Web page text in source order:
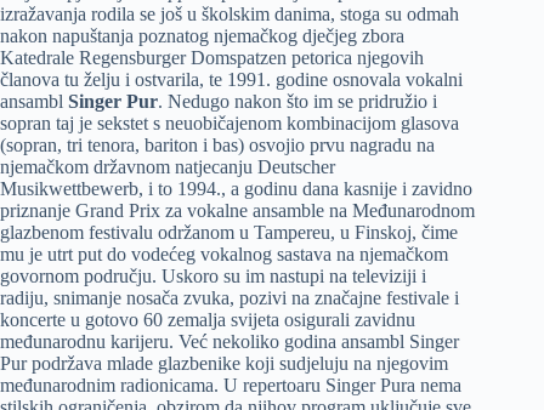
izražavanja rodila se još u školskim danima, stoga su odmah
nakon napuštanja poznatog njemačkog dječjeg zbora
Katedrale Regensburger Domspatzen petorica njegovih
članova tu želju i ostvarila, te 1991. godine osnovala vokalni
ansambl Singer Pur. Nedugo nakon što im se pridružio i
sopran taj je sekstet s neuobičajenom kombinacijom glasova
(sopran, tri tenora, bariton i bas) osvojio prvu nagradu na
njemačkom državnom natjecanju Deutscher
Musikwettbewerb, i to 1994., a godinu dana kasnije i zavidno
priznanje Grand Prix za vokalne ansamble na Međunarodnom
glazbenom festivalu održanom u Tampereu, u Finskoj, čime
mu je utrt put do vodećeg vokalnog sastava na njemačkom
govornom području. Uskoro su im nastupi na televiziji i
radiju, snimanje nosača zvuka, pozivi na značajne festivale i
koncerte u gotovo 60 zemalja svijeta osigurali zavidnu
međunarodnu karijeru. Već nekoliko godina ansambl Singer
Pur podržava mlade glazbenike koji sudjeluju na njegovim
međunarodnim radionicama. U repertoaru Singer Pura nema